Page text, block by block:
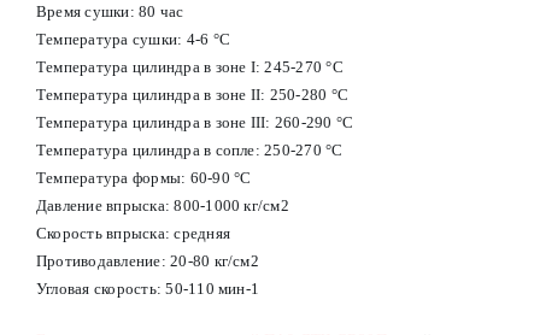
Время сушки: 80 час
Температура сушки: 4-6 °С
Температура цилиндра в зоне I: 245-270 °С
Температура цилиндра в зоне II: 250-280 °С
Температура цилиндра в зоне III: 260-290 °С
Температура цилиндра в сопле: 250-270 °С
Температура формы: 60-90 °С
Давление впрыска: 800-1000 кг/см2
Скорость впрыска: средняя
Противодавление: 20-80 кг/см2
Угловая скорость: 50-110 мин-1